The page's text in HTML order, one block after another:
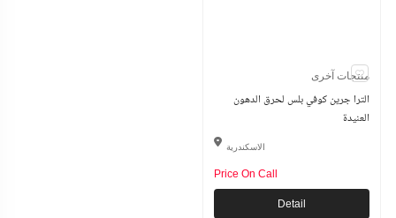
منتجات آخرى
الترا جرين كوفي بلس لحرق الدهون
العنيدة
الاسكندرية
Price On Call
Detail